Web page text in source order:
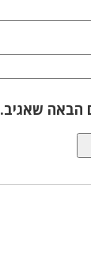
הבאה שאגיב.